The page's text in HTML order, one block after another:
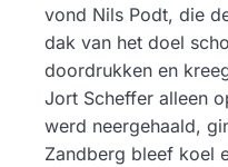
vond Nils Podt, die
dak van het doel
doordrukken en
Jort Scheffer alleen
werd neergehaald,
Zandberg bleef koel